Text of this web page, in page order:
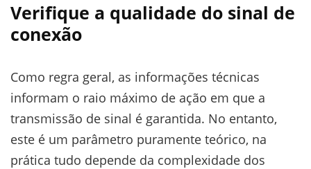
Verifique a qualidade do sinal de
conexão
Como regra geral, as informações técnicas
informam o raio máximo de ação em que a
transmissão de sinal é garantida. No entanto,
este é um parâmetro puramente teórico, na
prática tudo depende da complexidade dos